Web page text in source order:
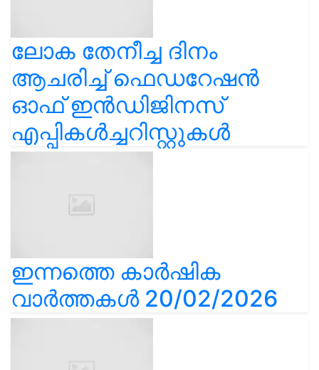
ലോക തേനീച്ച ദിനം
ആചരിച്ച് ഫെഡറേഷൻ
ഓഫ് ഇൻഡിജിനസ്
എപ്പികൾച്ചറിസ്റ്റുകൾ
ഇന്നത്തെ കാർഷിക
വാർത്തകൾ 20/02/2026